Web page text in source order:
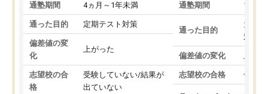
通塾期間 4ヵ月～1年未満
通った目的 定期テスト対策
偏差値の変
化
上がった
志望校の合
格
受験していない/結果が
出ていない
通塾期間 1～3
通った目的
大学
対策
偏差値の変化 上が
志望校の合格 合格